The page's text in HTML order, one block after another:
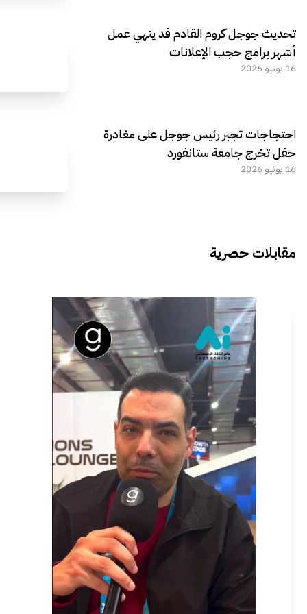
تحديث جوجل كروم القادم قد ينهي عمل
أشهر برامج حجب الإعلانات
16 يونيو 2026
احتجاجات تجبر رئيس جوجل على مغادرة
حفل تخرج جامعة ستانفورد
16 يونيو 2026
مقابلات حصرية